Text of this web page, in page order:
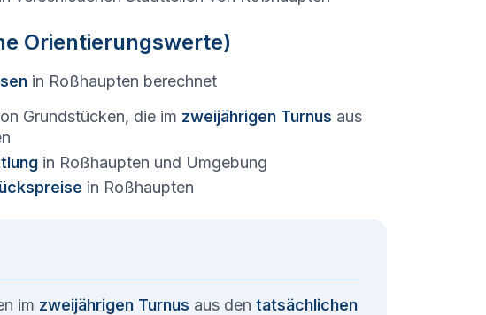
Orientierungswerte)
in Roßhaupten berechnet
Grundstücken, die im zweijährigen Turnus aus
in Roßhaupten und Umgebung
in Roßhaupten
im zweijährigen Turnus aus den tatsächlichen